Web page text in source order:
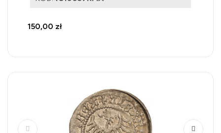
150,00 zł